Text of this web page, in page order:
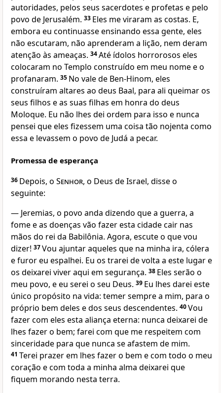
autoridades, pelos seus sacerdotes e profetas e pelo
povo de Jerusalém. 33 Eles me viraram as costas. E,
embora eu continuasse ensinando essa gente, eles
não escutaram, não aprenderam a lição, nem deram
atenção às ameaças. 34Até ídolos horrorosos eles
colocaram no Templo construído em meu nome e o
profanaram. 35 No vale de Ben-Hinom, eles
construíram altares ao deus Baal, para ali queimar os
seus filhos e as suas filhas em honra do deus
Moloque. Eu não lhes dei ordem para isso e nunca
pensei que eles fizessem uma coisa tão nojenta como
essa e levassem o povo de Judá a pecar.
Promessa de esperança
36 Depois, o Senhor, o Deus de Israel, disse o
seguinte:
— Jeremias, o povo anda dizendo que a guerra, a
fome e as doenças vão fazer esta cidade cair nas
mãos do rei da Babilônia. Agora, escute o que vou
dizer! 37Vou ajuntar aqueles que na minha ira, cólera
e furor eu espalhei. Eu os trarei de volta a este lugar e
os deixarei viver aqui em segurança. 38 Eles serão o
meu povo, e eu serei o seu Deus. 39 Eu lhes darei este
único propósito na vida: temer sempre a mim, para o
próprio bem deles e dos seus descendentes. 40Vou
fazer com eles esta aliança eterna: nunca deixarei de
lhes fazer o bem; farei com que me respeitem com
sinceridade para que nunca se afastem de mim.
41 Terei prazer em lhes fazer o bem e com todo o meu
coração e com toda a minha alma deixarei que
fiquem morando nesta terra.